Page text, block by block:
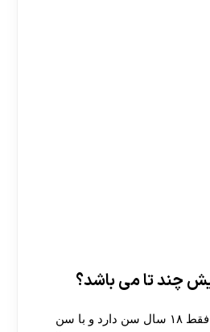
چند تا می باشد؟
باید گفت که بیلی ‌ایلیش فقط ۱۸ سال سن دارد و با سن